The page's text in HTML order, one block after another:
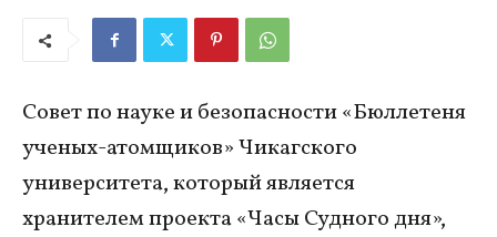
Совет по науке и безопасности «Бюллетеня
ученых-атомщиков» Чикагского
университета, который является
хранителем проекта «Часы Судного дня»,